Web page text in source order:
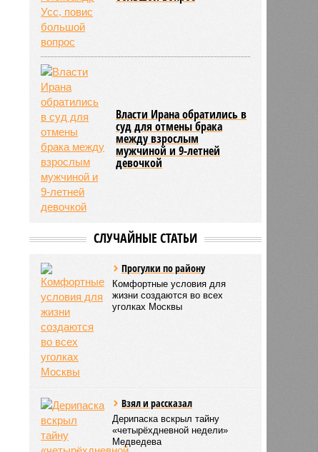
Власти Ирана обратились в
суд для отмены брака
между взрослым
мужчиной и 9-летней
девочкой
СЛУЧАЙНЫЕ СТАТЬИ
Прогулки по району
Комфортные условия для
жизни создаются во всех
уголках Москвы
Взял и рассказал
Дерипаска вскрыл тайну
«четырёхдневной недели»
Медведева